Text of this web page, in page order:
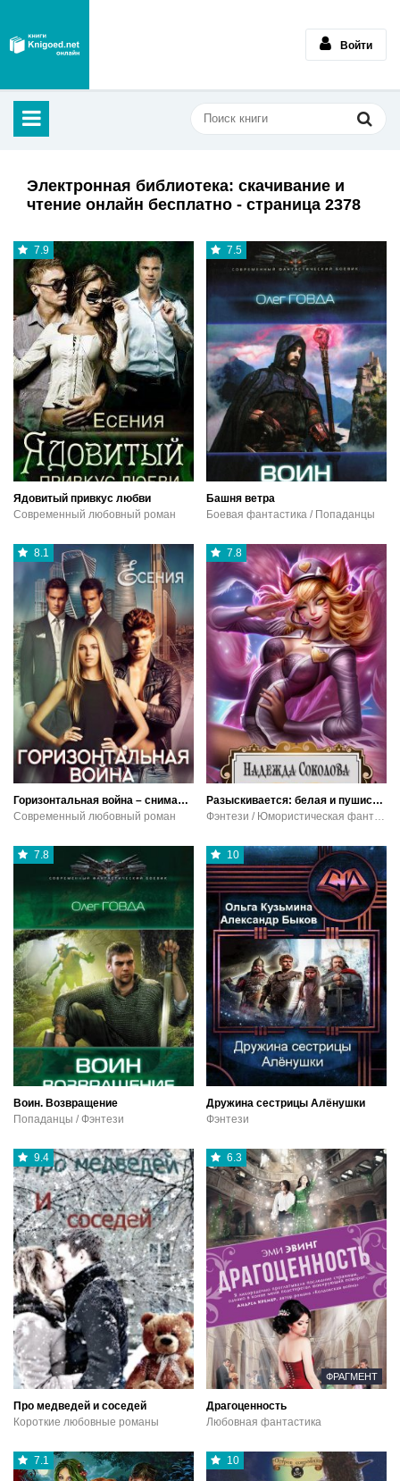
Войти
Электронная библиотека: скачивание и
чтение онлайн бесплатно - страница 2378
7.9
Ядовитый привкус любви
Современный любовный роман
7.5
Башня ветра
Боевая фантастика / Попаданцы
8.1
Горизонтальная война – снимая маски
Современный любовный роман
7.8
Разыскивается: белая и пушистая, с криминальными наклонностями!
Фэнтези / Юмористическая фантастика
7.8
Воин. Возвращение
Попаданцы / Фэнтези
10
Дружина сестрицы Алёнушки
Фэнтези
9.4
Про медведей и соседей
Короткие любовные романы
6.3
ФРАГМЕНТ
Драгоценность
Любовная фантастика
7.1 10